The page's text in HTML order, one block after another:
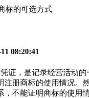
标的可选方式
08:20:41
证，是记录经营活动
册商标的使用情况
不能证明商标的使用